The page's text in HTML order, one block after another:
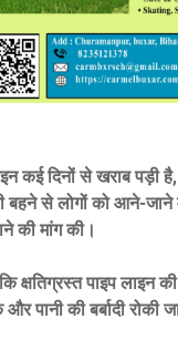
कई दिनों से खराब पड़ी
बहने से लोगों को आने-
की मांग की।
क्षतिग्रस्त पाइप लाइन
पानी की बर्बादी रोकी